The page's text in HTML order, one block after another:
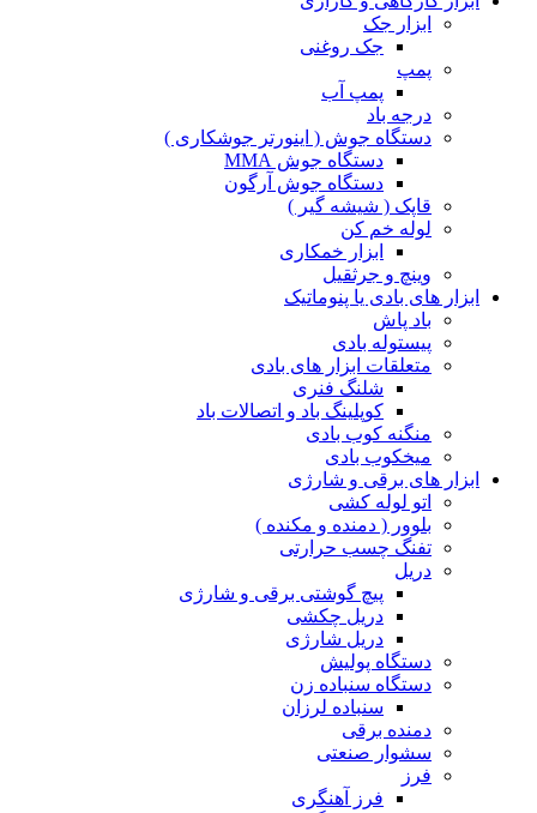
ابزار جک
جک روغنی
پمپ
پمپ آب
درجه باد
دستگاه جوش ( اینورتر جوشکاری )
دستگاه جوش MMA
دستگاه جوش آرگون
قاپک ( شیشه گیر )
لوله خم کن
ابزار خمکاری
وینچ و جرثقیل
ابزار های بادی یا پنوماتیک
باد پاش
پیستوله بادی
متعلقات ابزار های بادی
شلنگ فنری
کوپلینگ باد و اتصالات باد
منگنه کوب بادی
میخکوب بادی
ابزار های برقی و شارژی
اتو لوله کشی
بلوور ( دمنده و مکنده )
تفنگ چسب حرارتی
دریل
پیچ گوشتی برقی و شارژی
دریل چکشی
دریل شارژی
دستگاه پولیش
دستگاه سنباده زن
سنباده لرزان
دمنده برقی
سشوار صنعتی
فرز
فرز آهنگری